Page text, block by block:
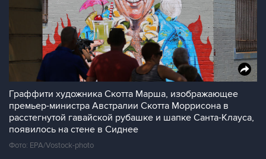
Граффити художника Скотта Марша, изображающее
премьер-министра Австралии Скотта Моррисона в
расстегнутой гавайской рубашке и шапке Санта-Клауса,
появилось на стене в Сиднее
Фото: EPA/Vostock-photo